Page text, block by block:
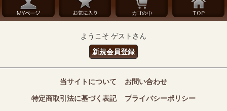
ようこそ ゲストさん
新規会員登録
当サイトについて お問い合わせ
特定商取引法に基づく表記 プライバシーポリシー